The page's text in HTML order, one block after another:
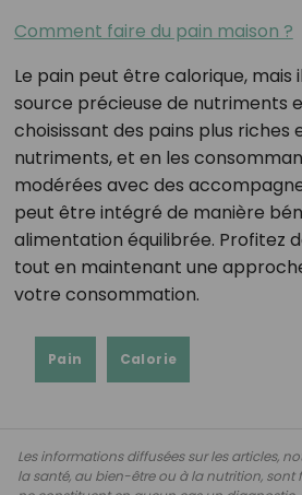
Comment faire du pain maison ?
Le pain peut être calorique, mais
source précieuse de nutriments
choisissant des pains plus riches
nutriments, et en les
modérées avec des
peut être intégré de manière
alimentation équilibrée. Profitez
tout en maintenant une
votre consommation.
Pain Calorie
Les informations diffusées sur les articles,
la santé, au bien-être ou à la nutrition, sont